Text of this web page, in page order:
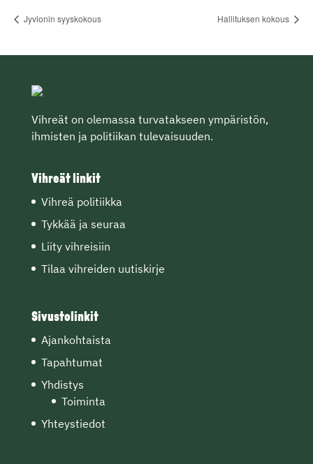
Jyvionin syyskokous Hallituksen kokous
Vihreät on olemassa turvatakseen ympäristön,
ihmisten ja politiikan tulevaisuuden.
Vihreät linkit
Vihreä politiikka
Tykkää ja seuraa
Liity vihreisiin
Tilaa vihreiden uutiskirje
Sivustolinkit
Ajankohtaista
Tapahtumat
Yhdistys
Toiminta
Yhteystiedot